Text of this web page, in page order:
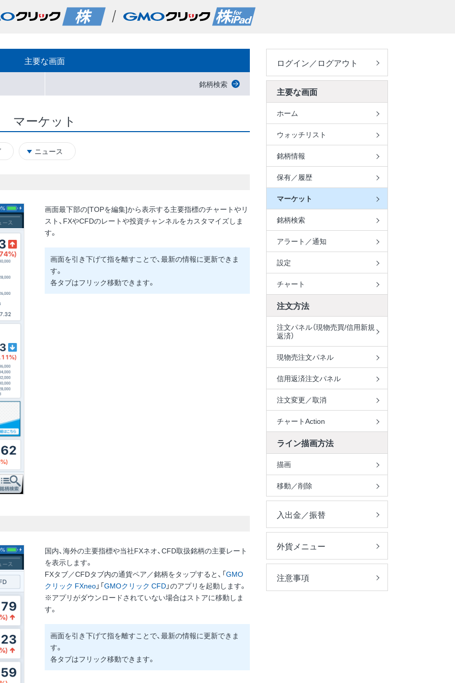
主要な画面
銘柄検索
マーケット
ニュース
画面最下部の[TOPを編集]から表示する主要指標のチャートやリ
スト、FXやCFDのレートや投資チャンネルをカスタマイズしま
す。
画面を引き下げて指を離すことで、最新の情報に更新できま
す。
各タブはフリック移動できます。
国内、海外の主要指標や当社FXネオ、CFD取扱銘柄の主要レート
を表示します。
FXタブ／CFDタブ内の通貨ペア／銘柄をタップすると、「GMO
クリック FXneo」「GMOクリック CFD」のアプリを起動します。
※アプリがダウンロードされていない場合はストアに移動しま
す。
画面を引き下げて指を離すことで、最新の情報に更新できま
す。
各タブはフリック移動できます。
ログイン／ログアウト
主要な画面
ホーム
ウォッチリスト
銘柄情報
保有／履歴
マーケット
銘柄検索
アラート／通知
設定
チャート
注文方法
注文パネル（現物売買/信用新規
返済）
現物売注文パネル
信用返済注文パネル
注文変更／取消
チャートAction
ライン描画方法
描画
移動／削除
入出金／振替
外貨メニュー
注意事項